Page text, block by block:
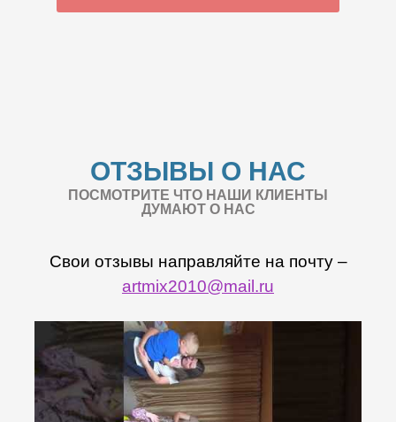
ОТЗЫВЫ О НАС
ПОСМОТРИТЕ ЧТО НАШИ КЛИЕНТЫ
ДУМАЮТ О НАС
Свои отзывы направляйте на почту –
artmix2010@mail.ru